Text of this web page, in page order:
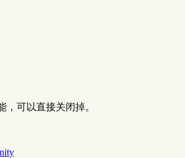
可以直接关闭掉。